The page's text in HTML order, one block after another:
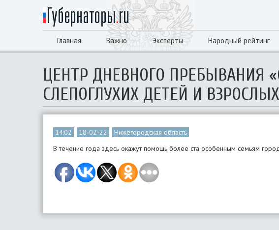
Главная Важно Эксперты Народный рейтинг
ЦЕНТР ДНЕВНОГО ПРЕБЫВАНИЯ
СЛЕПОГЛУХИХ ДЕТЕЙ И
14:02 18-02-22
Нижегородская область
В течение года здесь окажут помощь более ста особенным семьям